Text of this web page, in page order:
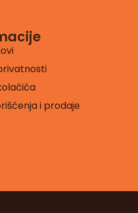
i prodaje